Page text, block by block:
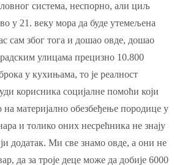
система, неспорно, али циљ
у 21. веку мора да буде утемељена
сам због тога и дошао овде, дошао
улицама прецизно 10.800
у кухињама, то је реалност
корисника социјалне помоћи који
на материјално обезбеђење породице у
и толико оних несрећника не знају
додатак. Ми све знамо овде, а они не
да за троје деце може да добије 6000